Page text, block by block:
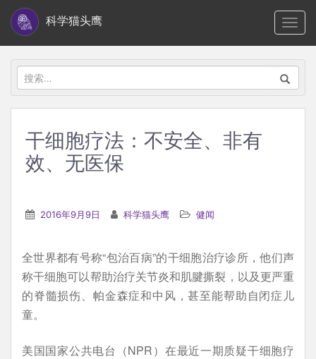
i
科学猫头鹰
搜
索：
干细胞疗法：不安全、非有
效、无医保
2016年9月9日 科学猫头鹰 健闻
全世界都有号称“包治百病”的干细胞治疗诊所，他们声
称干细胞可以帮助治疗关节炎和肌腱撕裂，以及更严重
的脊髓损伤、帕金森症和中风，甚至能帮助自闭症儿
童。
美国国家公共电台（NPR）在最近一期质疑干细胞疗